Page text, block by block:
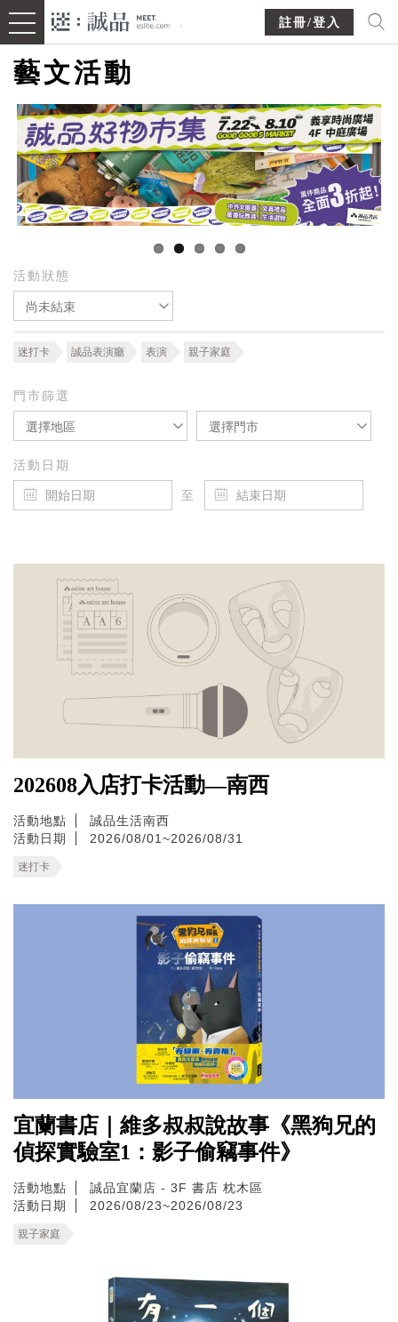
註冊/登入
藝文活動
活動狀態
尚未結束
迷打卡 誠品表演廳 表演 親子家庭
門市篩選
選擇地區 選擇門市
活動日期
至
202608入店打卡活動—南西
活動地點
誠品生活南西
活動日期
2026/08/01~2026/08/31
迷打卡
宜蘭書店｜維多叔叔說故事《黑狗兄的
偵探實驗室1：影子偷竊事件》
活動地點
誠品宜蘭店 - 3F 書店 枕木區
活動日期
2026/08/23~2026/08/23
親子家庭